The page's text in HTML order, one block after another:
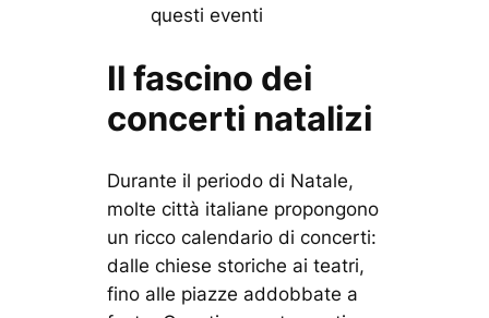
questi eventi
Il fascino dei
concerti natalizi
Durante il periodo di Natale,
molte città italiane propongono
un ricco calendario di concerti:
dalle chiese storiche ai teatri,
fino alle piazze addobbate a